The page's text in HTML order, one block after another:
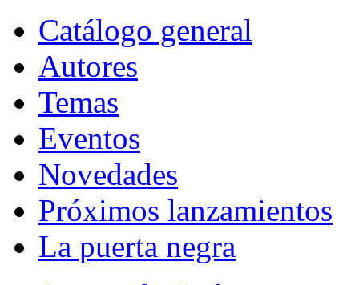
Catálogo general
Autores
Temas
Eventos
Novedades
Próximos lanzamientos
La puerta negra